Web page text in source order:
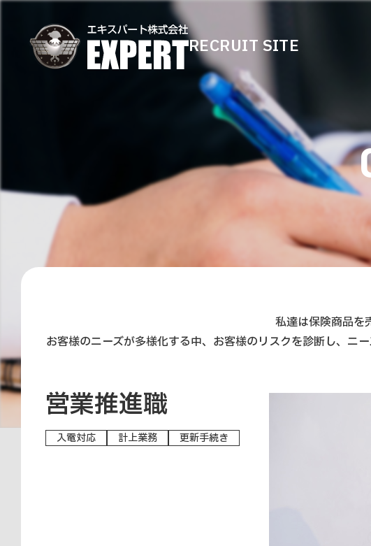
RECRUIT SITE
私達は保険商品を
お客様のニーズが多様化する中、お客様のリスクを診断し、ニ
営業推進職
入電対応 計上業務 更新手続き